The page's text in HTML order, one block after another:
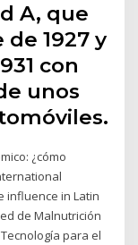
A, que
1927 y
con
unos
¿cómo
influence in Latin
de Malnutrición
para el